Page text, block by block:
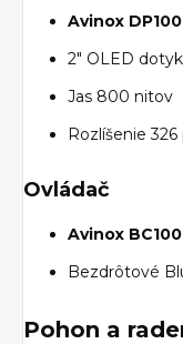
Avinox DP100
2" OLED
Jas 800 nitov
Rozlíšenie 326
Ovládač
Avinox BC100
Bezdrôtové
Pohon a